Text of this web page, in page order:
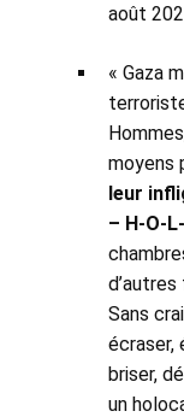
août
« Gaza
moyens
leur
– H-O-
Sans
écraser,
briser,
un